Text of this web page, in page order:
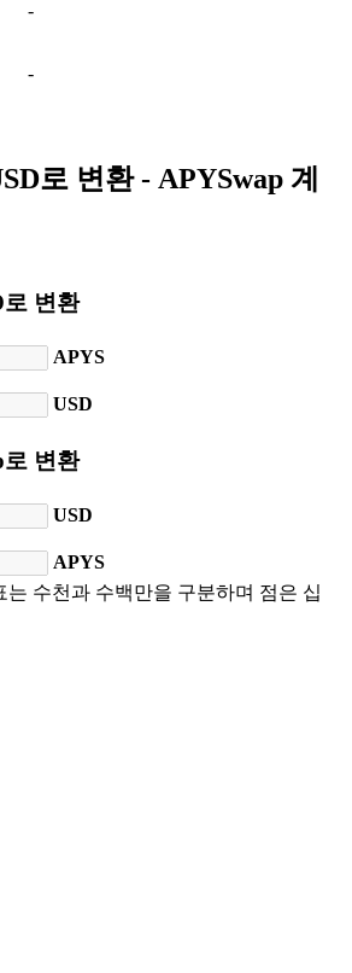
-
-
로 변환 - APYSwap 계
로 변환
APYS
USD
로 변환
USD
APYS
는 수천과 수백만을 구분하며 점은 십